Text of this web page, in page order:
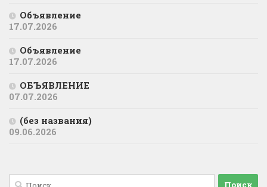
Объявление
17.07.2026
Объявление
17.07.2026
ОБЪЯВЛЕНИЕ
07.07.2026
(без названия)
09.06.2026
Найти: